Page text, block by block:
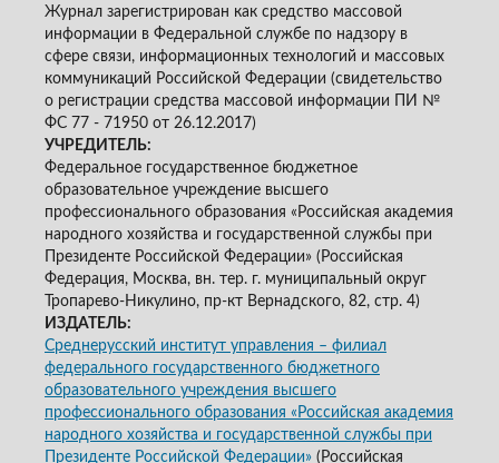
Журнал зарегистрирован как средство массовой
информации в Федеральной службе по надзору в
сфере связи, информационных технологий и массовых
коммуникаций Российской Федерации (свидетельство
о регистрации средства массовой информации ПИ №
ФС 77 - 71950 от 26.12.2017)
УЧРЕДИТЕЛЬ:
Федеральное государственное бюджетное
образовательное учреждение высшего
профессионального образования «Российская академия
народного хозяйства и государственной службы при
Президенте Российской Федерации» (Российская
Федерация, Москва, вн. тер. г. муниципальный округ
Тропарево-Никулино, пр-кт Вернадского, 82, стр. 4)
ИЗДАТЕЛЬ:
Среднерусский институт управления – филиал
федерального государственного бюджетного
образовательного учреждения высшего
профессионального образования «Российская академия
народного хозяйства и государственной службы при
Президенте Российской Федерации»(Российская